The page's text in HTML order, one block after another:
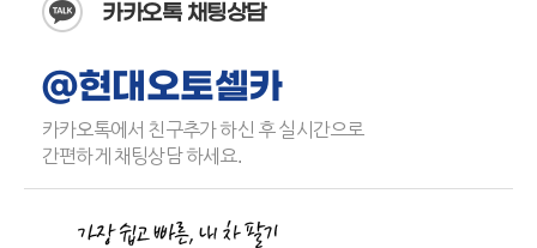
카카오톡 채팅상담
@현대오토셀카
카카오톡에서 친구추가 하신 후 실시간으로
간편하게 채팅상담 하세요.